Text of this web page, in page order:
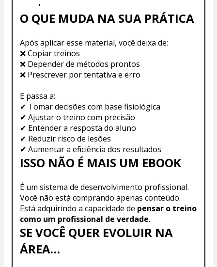
O QUE MUDA NA SUA PRÁTICA
Após aplicar esse material, você deixa de:
❌ Copiar treinos
❌ Depender de métodos prontos
❌ Prescrever por tentativa e erro
E passa a:
✔ Tomar decisões com base fisiológica
✔ Ajustar o treino com precisão
✔ Entender a resposta do aluno
✔ Reduzir risco de lesões
✔ Aumentar a eficiência dos resultados
ISSO NÃO É MAIS UM EBOOK
É um sistema de desenvolvimento profissional.
Você não está comprando apenas conteúdo.
Está adquirindo a capacidade de pensar o treino
como um profissional de verdade.
SE VOCÊ QUER EVOLUIR NA
ÁREA…